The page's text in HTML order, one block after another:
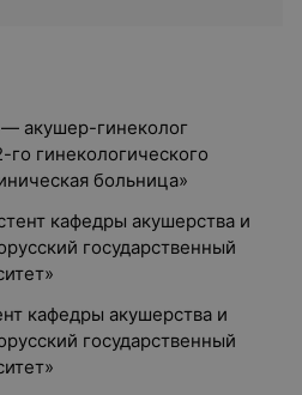
акушер-гинеколог
гинекологического
больница»
кафедры акушерства и
государственный
кафедры акушерства и
государственный